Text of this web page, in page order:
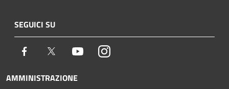
SEGUICI SU
Facebook Twitter YoutubeInstagram
AMMINISTRAZIONE